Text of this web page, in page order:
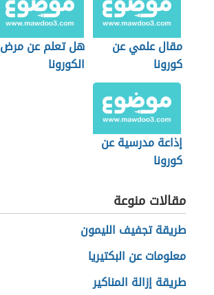
مقال علمي عن
كورونا
هل تعلم عن مرض
الكورونا
إذاعة مدرسية عن
كورونا
مقالات منوعة
طريقة تجفيف الليمون
معلومات عن البكتيريا
طريقة إزالة المناكير